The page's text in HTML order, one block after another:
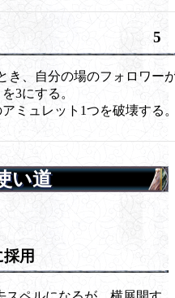
5
き、自分の場のフォロワー
3にする。
ミュレット1つを破壊する
い道
用